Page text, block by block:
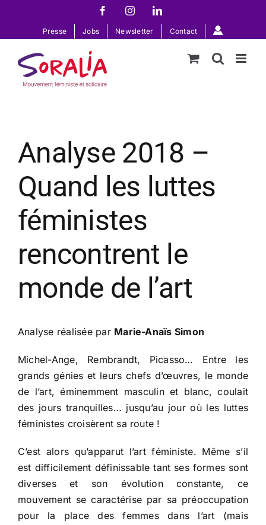
contenu
FacebookInstagramLinkedIn
Presse Jobs Newsletter Contact
Analyse 2018 –
Quand les luttes
féministes
rencontrent le
monde de l’art
Analyse réalisée par Marie-Anaïs Simon
Michel-Ange, Rembrandt, Picasso… Entre les
grands génies et leurs chefs d’œuvres, le monde
de l’art, éminemment masculin et blanc, coulait
des jours tranquilles… jusqu’au jour où les luttes
féministes croisèrent sa route !
C’est alors qu’apparut l’art féministe. Même s’il
est difficilement définissable tant ses formes sont
diverses et son évolution constante, ce
mouvement se caractérise par sa préoccupation
pour la place des femmes dans l’art (mais